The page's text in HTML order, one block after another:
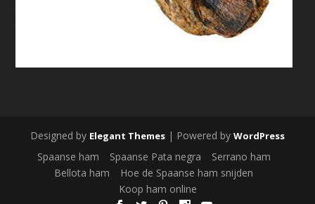
Designed by Elegant Themes | Powered by WordPress
Spaanse ham Spaanse Pata negra
Serrano ham
Bellota ham
Hoe de Spaanse ham snijden
Koop ham online